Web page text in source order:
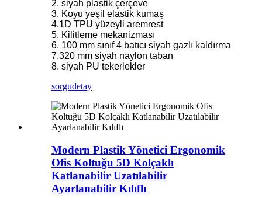
2. siyah plastik çerçeve
3. Koyu yeşil elastik kumaş
4.1D TPU yüzeyli aremrest
5. Kilitleme mekanizması
6. 100 mm sınıf 4 batıcı siyah gazlı kaldırma
7.320 mm siyah naylon taban
8. siyah PU tekerlekler
sorgudetay
Modern Plastik Yönetici Ergonomik
Ofis Koltuğu 5D Kolçaklı
Katlanabilir Uzatılabilir
Ayarlanabilir Kılıflı